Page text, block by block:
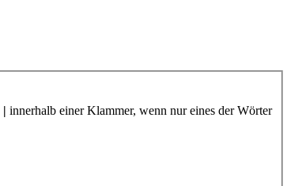
| innerhalb einer Klammer, wenn nur eines der Wörter